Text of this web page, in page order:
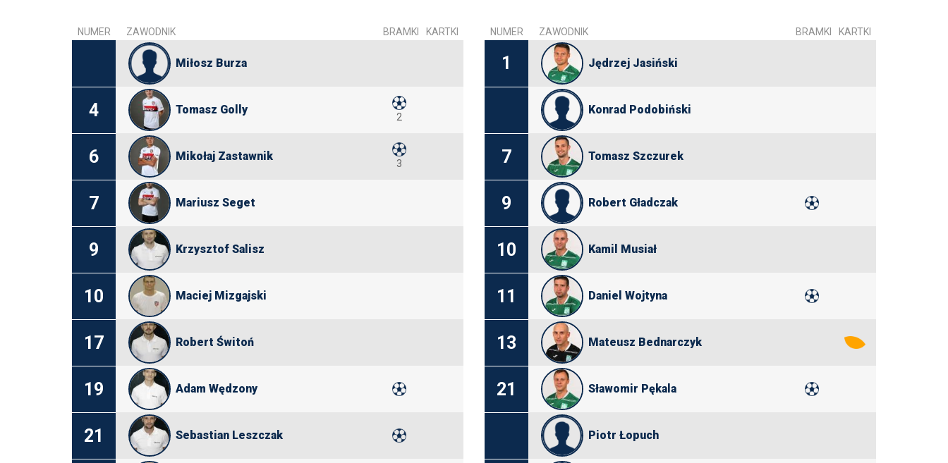
NUMER ZAWODNIK BRAMKI KARTKI
Miłosz Burza
4 Tomasz Golly
2
6 Mikołaj Zastawnik
3
7 Mariusz Seget
9 Krzysztof Salisz
10 Maciej Mizgajski
17 Robert Świtoń
19 Adam Wędzony
21 Sebastian Leszczak
NUMER ZAWODNIK BRAMKI KARTKI
1 Jędrzej Jasiński
Konrad Podobiński
7 Tomasz Szczurek
9 Robert Gładczak
10 Kamil Musiał
11 Daniel Wojtyna
13 Mateusz Bednarczyk
21 Sławomir Pękala
Piotr Łopuch